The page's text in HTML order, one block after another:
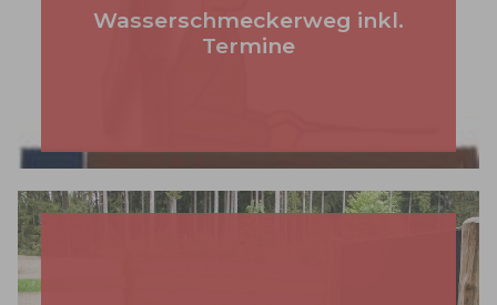
Wasserschmeckerweg inkl.
Termine